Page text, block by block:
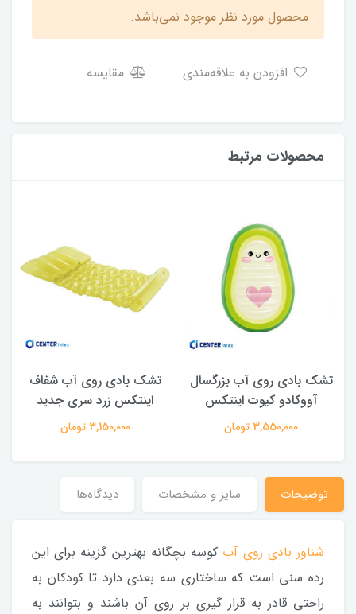
محصول مورد نظر موجود نمی‌باشد.
مقایسه
محصولات مرتبط
تشک بادی روی آب بزرگسال
آووکادو کیوت اینتکس
3,550,000 تومان
تشک بادی روی آب شفاف
اینتکس زرد سری جدید
3,150,000 تومان
توضیحات سایز و مشخصات دیدگاه‌ها
شناور بادی روی آب کوسه بچگانه بهترین گزینه برای این
رده سنی است که ساختاری سه بعدی دارد تا کودکان به
راحتی قادر به قرار گیری بر روی آن باشند و بتوانند به